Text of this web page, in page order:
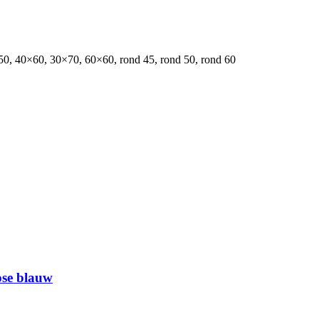
40×60, 30×70, 60×60, rond 45, rond 50, rond 60
blauw